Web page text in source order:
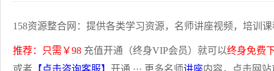
158资源整合网：提供各类学习资源，名师讲座视频，培训
推荐：只需￥98 充值开通（终身VIP会员）就可以终身免费
或者 【点击咨询客服】 开通 ··· 更多名师讲座内容，点击网